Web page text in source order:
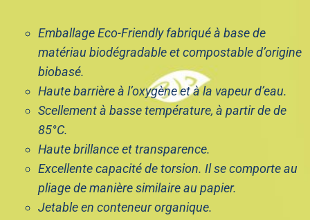
Emballage Eco-Friendly fabriqué à base de
matériau biodégradable et compostable d’origine
biobasé.
Haute barrière à l’oxygène et à la vapeur d’eau.
Scellement à basse température, à partir de de
85°C.
Haute brillance et transparence.
Excellente capacité de torsion. Il se comporte au
pliage de manière similaire au papier.
Jetable en conteneur organique.